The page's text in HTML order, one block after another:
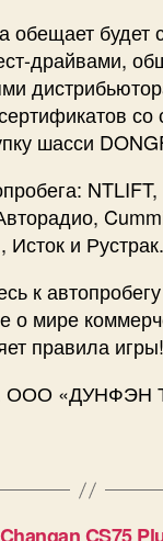
обещает будет
драйвами,
со
шасси
и Рустрак.
к
о мире
правила игры!
ООО «ДУНФЭН